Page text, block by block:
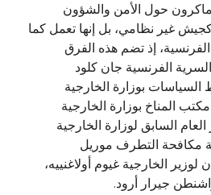
حول الأمن والشؤون
كجيش غير نظامي، بل إنها تعمل كما
إذ تضم هذه الفرق
الفرنسية جان كلود
بوزارة الخارجية
المناخ بوزارة الخارجية
السابق لوزارة الخارجية
مكافحة التطرف موريل
الخارجية غيوم أولاغنييه،
جيرار أرود.